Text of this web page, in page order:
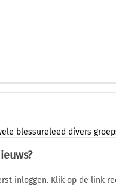
blessureleed divers
inloggen. Klik op de link